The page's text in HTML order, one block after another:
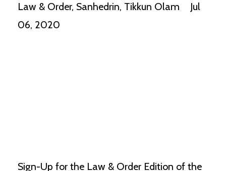
Law & Order Sanhedrin Tikkun Olam
Jul
06, 2020
Sign-Up for the Law & Order Edition of the